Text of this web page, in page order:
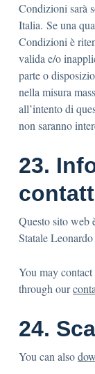
Condizioni sarà
Italia. Se una
Condizioni è
valida e/o
parte o
nella misura
all’intento di
non saranno
23.
Questo sito web
Statale
You may
through our
24.
You can also